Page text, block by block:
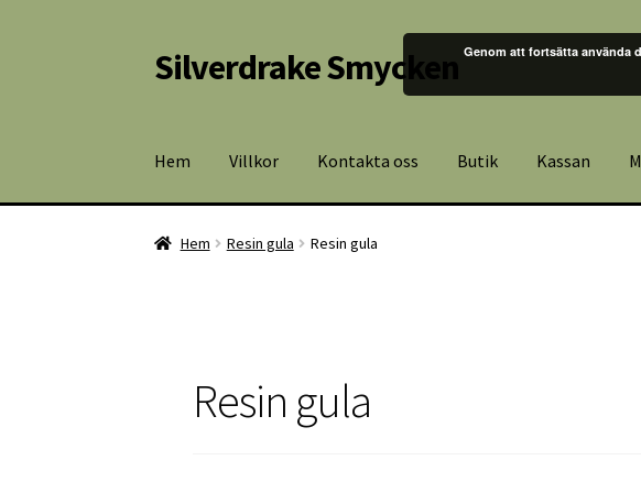
Hoppa
till
Hoppa
till
Silverdrake Smycken
Hem Villkor Kontakta oss Butik Kassan
Hem Resin gula Resin gula
Resin gula
Genom att fortsätta använda